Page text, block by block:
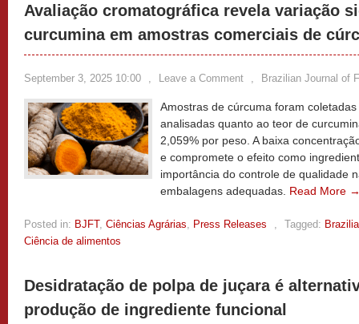
Avaliação cromatográfica revela variação
curcumina em amostras comerciais de
September 3, 2025 10:00 , Leave a Comment , Brazilian Journal of
Amostras de cúrcuma foram
analisadas quanto ao teor de
2,059% por peso. A baixa
e compromete o efeito como
importância do controle de qualidade
embalagens adequadas. Read More
Posted in: BJFT, Ciências Agrárias, Press Releases , Tagged:
Ciência de alimentos
Desidratação de polpa de juçara é
produção de ingrediente funcional